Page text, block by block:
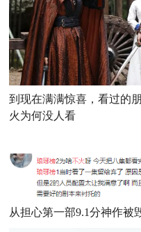
到现在满满惊喜，看过的
火为何没人看
从担心第一部9.1分神作被